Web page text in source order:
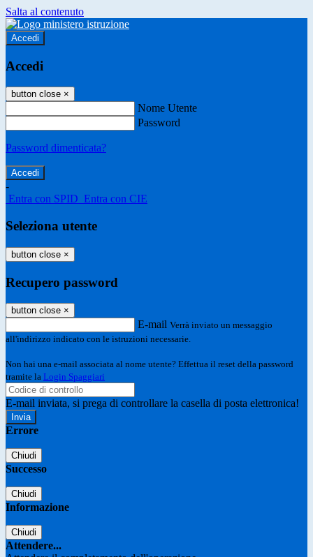
Salta al contenuto
Accedi
Accedi
button close ×
Nome Utente
Password
Password dimenticata?
-
Entra con SPID Entra con CIE
Seleziona utente
button close ×
Recupero password
button close ×
E-mail Verrà inviato un messaggio
all'indirizzo indicato con le istruzioni necessarie.
Non hai una e-mail associata al nome utente? Effettua il reset della password
tramite la Login Spaggiari
E-mail inviata, si prega di controllare la casella di posta elettronica!
Errore
Chiudi
Successo
Chiudi
Informazione
Chiudi
Attendere...